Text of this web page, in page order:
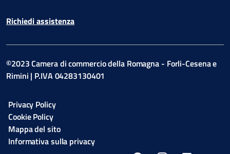
Richiedi assistenza
©2023 Camera di commercio della Romagna - Forli-Cesena e
Rimini | P.IVA 04283130401
Privacy Policy
Cookie Policy
Mappa del sito
Informativa sulla privacy